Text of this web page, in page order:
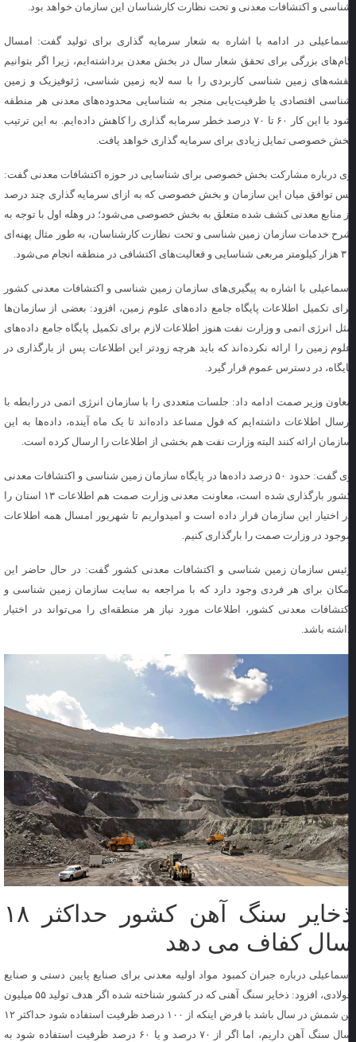
و اکتشافات معدنی و تحت نظارت کارشناسان این سازمان خواهد بود.
در ادامه با اشاره به شعار سرمایه گذاری برای تولید گفت: امسال
بزرگی برای تحقق شعار سال در بخش معدن برداشته‌ایم، زیرا اگر بتوانیم
زمین شناسی کاربردی را با سه لایه زمین شناسی، ژئوفیزیک و زمین
اقتصادی یا ظرفیت‌یابی منجر به شناسایی محدوده‌های معدنی هر منطقه
شود با این کار ۶۰ تا ۷۰ درصد خطر سرمایه گذاری را کاهش داده‌ایم. به این ترتیب
خصوصی تمایل زیادی برای سرمایه گذاری خواهد یافت.
درباره مشارکت بخش خصوصی برای شناسایی در حوزه اکتشافات معدنی گفت:
توافق میان این سازمان و بخش خصوصی که به ازای سرمایه گذاری چند درصد
منابع معدنی کشف شده متعلق به بخش خصوصی می‌شود؛ در وهله اول با توجه به
خدمات سازمان زمین شناسی و تحت نظارت کارشناسان، به طور مثال پهنه‌ای
با اشاره به پیگیری‌های سازمان زمین شناسی و اکتشافات معدنی کشور
تکمیل اطلاعات پایگاه جامع داده‌های علوم زمین، افزود: بعضی از سازمان‌ها
انرژی اتمی و وزارت نفت هنوز اطلاعات لازم برای تکمیل پایگاه جامع داده‌های
زمین را ارائه نکرده‌اند که باید هرچه زودتر این اطلاعات پس از بارگذاری در
در دسترس عموم قرار گیرد.
وزیر صمت ادامه داد: جلسات متعددی را با سازمان انرژی اتمی در رابطه با
اطلاعات داشته‌ایم که قول مساعد داده‌اند تا یک ماه آینده، داده‌ها به این
ارائه کنند البته وزارت نفت هم بخشی از اطلاعات را ارسال کرده است.
وی گفت: حدود ۵۰ درصد داده‌ها در پایگاه سازمان زمین شناسی و اکتشافات معدنی
کشور بارگذاری شده است، معاونت معدنی وزارت صمت هم اطلاعات ۱۳ استان را
اختیار این سازمان قرار داده است و امیدواریم تا شهریور امسال همه اطلاعات
در وزارت صمت را بارگذاری کنیم.
سازمان زمین شناسی و اکتشافات معدنی کشور گفت: در حال حاضر این
برای هر فردی وجود دارد که با مراجعه به سایت سازمان زمین شناسی و
معدنی کشور، اطلاعات مورد نیاز هر منطقه‌ای را می‌تواند در اختیار
باشد.
ذخایر سنگ آهن کشور حداکثر ۱۸
کفاف می دهد
درباره جبران کمبود مواد اولیه معدنی برای صنایع پایین دستی و صنایع
فولادی، افزود: ذخایر سنگ آهنی که در کشور شناخته شده اگر هدف تولید ۵۵ میلیون
تن شمش در سال باشد با فرض اینکه از ۱۰۰ درصد ظرفیت استفاده شود حداکثر ۱۲
سال سنگ آهن داریم، اما اگر از ۷۰ درصد و یا ۶۰ درصد ظرفیت استفاده شود به